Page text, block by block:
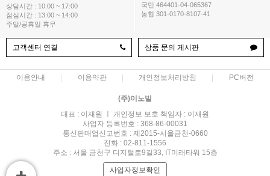
상담시간 : 10:00 ~ 17:00
점심시간 : 13:00 ~ 14:00
주말/공휴일 휴무
국민 464401-04-065367
농협 301-0170-8107-41
고객센터 연결 상품 문의 게시판
이용안내 이용약관 개인정보처리방침 PC버전
(주)이노빌
대표 : 이재원 ㅣ 개인정보 보호 책임자 : 이재원
사업자 등록번호 : 368-86-00031
통신판매업신고번호 : 제2015-서울금천-0660
전화 : 02-811-1556
주소 : 서울 금천구 디지털로9길33, IT미래타워 15층
사업자정보확인